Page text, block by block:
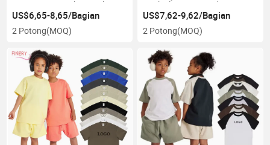
Katun Unisex Bahu Jatuh
Logo Kustom Bordir 3D
Sweater Crewneck Kosong
Perempuan Timbul
US$6,65-8,65/Bagian
2 Potong(MOQ)
Anak Fleece Grosir dengan
Logo Kustom Celana Jogging
Desainer Luar Ruangan untuk
Anak Laki-laki
US$7,62-9,62/Bagian
2 Potong(MOQ)